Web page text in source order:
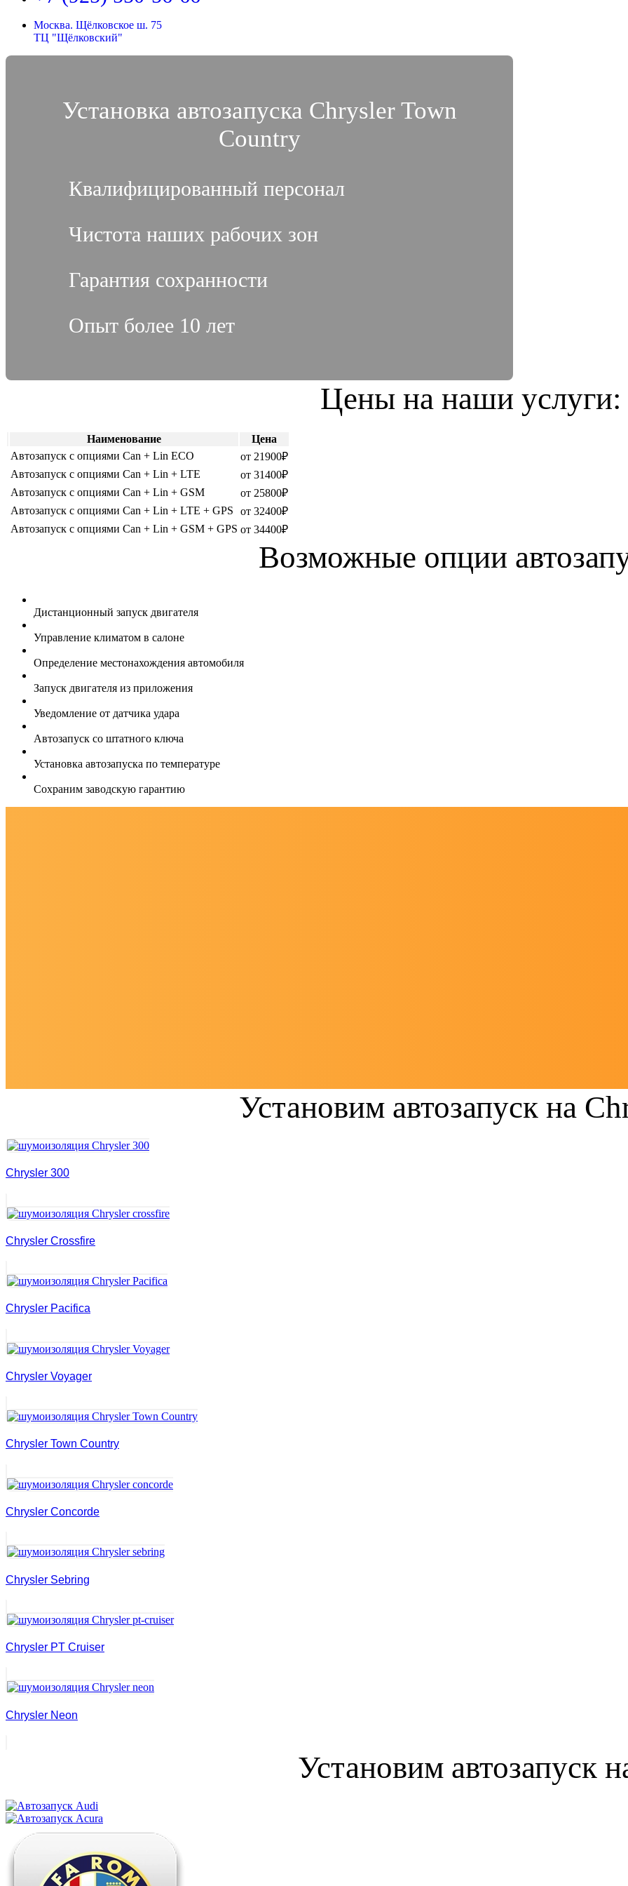
Москва. Щёлковское ш. 75
ТЦ "Щёлковский"
Установка автозапуска Chrysler Town
Country
Квалифицированный персонал
Чистота наших рабочих зон
Гарантия сохранности
Опыт более 10 лет
Цены на наши услуги:
Наименование
Цена
Автозапуск с опциями Can + Lin ECO
от 21900₽
Автозапуск с опциями Can + Lin + LTE
от 31400₽
Автозапуск с опциями Can + Lin + GSM
от 25800₽
Автозапуск с опциями Can + Lin + LTE + GPS
от 32400₽
Автозапуск с опциями Can + Lin + GSM + GPS от 34400₽
Возможные опции
Дистанционный запуск двигателя
Управление климатом в салоне
Определение местонахождения автомобиля
Запуск двигателя из приложения
Уведомление от датчика удара
Автозапуск со штатного ключа
Установка автозапуска по температуре
Сохраним заводскую гарантию
Установим автозапуск на
Chrysler 300
Chrysler Crossfire
Chrysler Pacifica
Chrysler Voyager
Chrysler Town Country
Chrysler Concorde
Chrysler Sebring
Chrysler PT Cruiser
Chrysler Neon
Установим автозапуск